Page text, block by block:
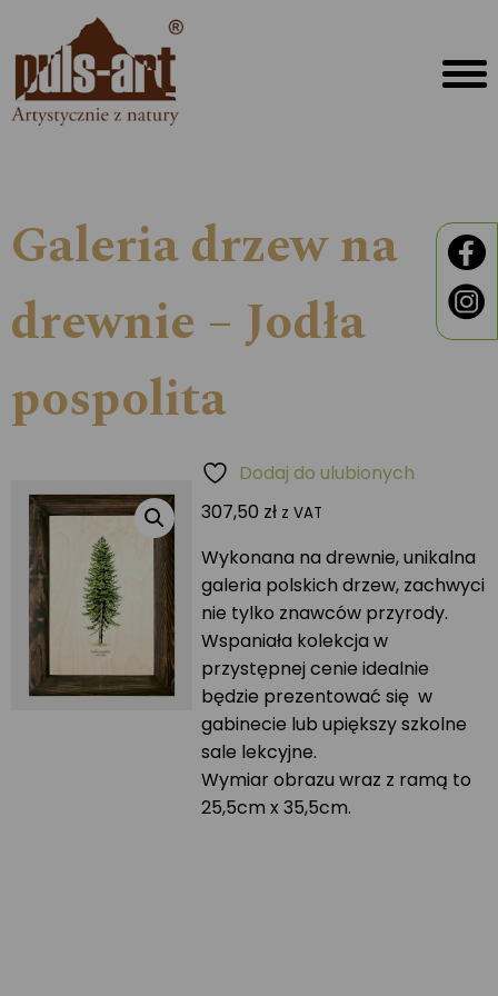
Galeria drzew na
drewnie – Jodła
pospolita
307,50 zł z VAT
Wykonana na drewnie, unikalna
galeria polskich drzew, zachwyci
nie tylko znawców przyrody.
Wspaniała kolekcja w
przystępnej cenie idealnie
będzie prezentować się w
gabinecie lub upiększy szkolne
sale lekcyjne.
Wymiar obrazu wraz z ramą to
25,5cm x 35,5cm.
Dodaj do ulubionych